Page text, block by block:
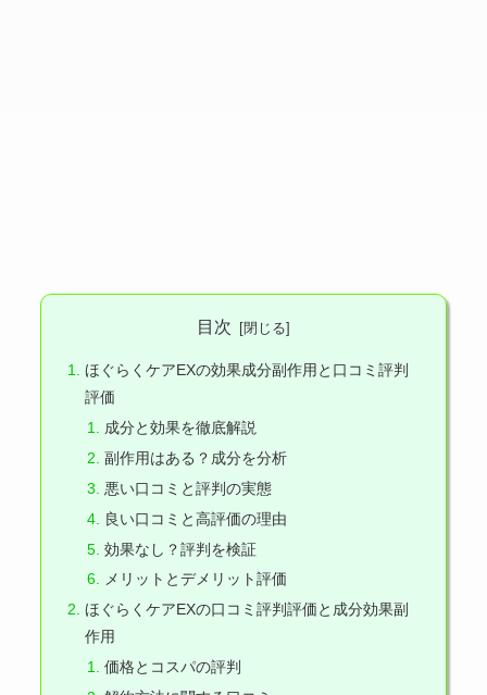
目次
ほぐらくケアEXの効果成分副作用と口コミ評判
評価
成分と効果を徹底解説
副作用はある？成分を分析
悪い口コミと評判の実態
良い口コミと高評価の理由
効果なし？評判を検証
メリットとデメリット評価
ほぐらくケアEXの口コミ評判評価と成分効果副
作用
価格とコスパの評判